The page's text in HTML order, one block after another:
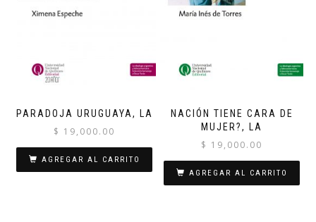
PARADOJA URUGUAYA, LA
$ 19,000.00
AGREGAR AL CARRITO
NACIÓN TIENE CARA DE
MUJER?, LA
$ 19,000.00
AGREGAR AL CARRITO